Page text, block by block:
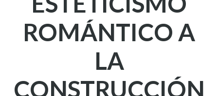
ROMÁNTICO A
LA
CONSTRUCCIÓN